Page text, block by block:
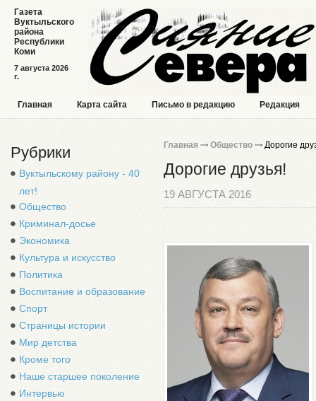
7 августа 2026
г.
Газета
Вуктыльского
района
Республики
Коми
Главная Карта сайта Письмо в редакцию Редакция
Рубрики
Вуктыльскому району - 40
лет!
Общество
Криминал-досье
Экономика
Культура и искусство
Политика
Воспитание и образование
Спорт
Страницы истории
Мир детства
Кроме того
Наше старшее поколение
Интервью
Главная Общество Дорогие
Дорогие друзья!
19 АВГУСТА 2016